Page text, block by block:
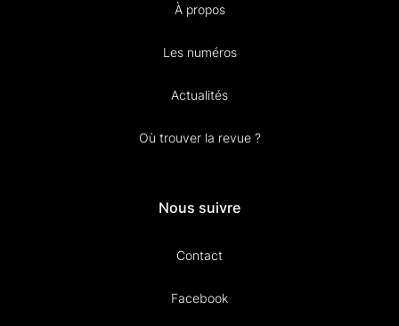
À propos
Les numéros
Actualités
Où trouver la revue ?
Nous suivre
Contact
Facebook